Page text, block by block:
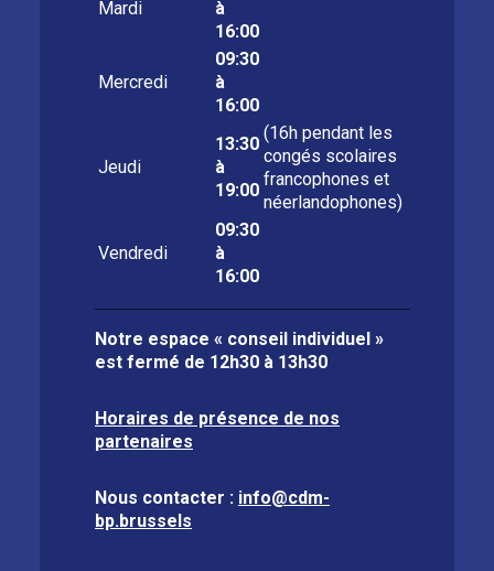
Mardi
à
16:00
Mercredi
09:30
à
16:00
Jeudi
13:30
à
19:00
(16h pendant les
congés scolaires
francophones et
néerlandophones)
Vendredi
09:30
à
16:00
Notre espace « conseil individuel »
est fermé de 12h30 à 13h30
Horaires de présence de nos
partenaires
Nous contacter : info@cdm-
bp.brussels